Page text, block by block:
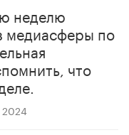
неделю
медиасферы по
что
2024